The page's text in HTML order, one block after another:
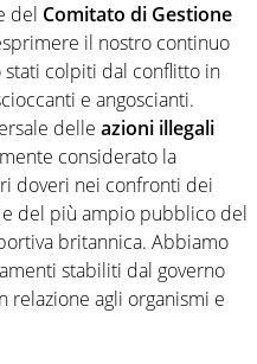
del Comitato di Gestione
il nostro continuo
stati colpiti dal conflitto in
e angoscianti.
delle azioni illegali
considerato la
doveri nei confronti dei
del più ampio pubblico del
britannica. Abbiamo
stabiliti dal governo
relazione agli organismi e